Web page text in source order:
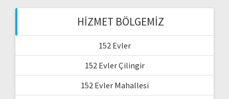
HIZMET BÖLGEMIZ
152 Evler
152 Evler Çilingir
152 Evler Mahallesi